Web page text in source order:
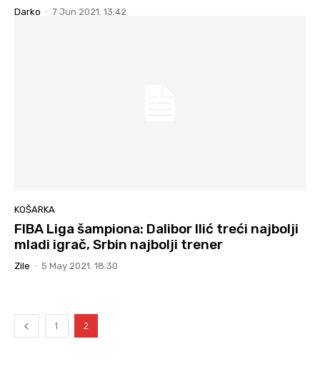
Darko - 7 Jun 2021. 13:42
KOŠARKA
FIBA Liga šampiona: Dalibor Ilić treći najbolji
mladi igrač, Srbin najbolji trener
Zile - 5 May 2021. 18:30
1 2